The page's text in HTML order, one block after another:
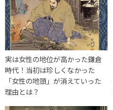
実は女性の地位が高かった鎌倉
時代！当初は珍しくなかった
「女性の地頭」が消えていった
理由とは？